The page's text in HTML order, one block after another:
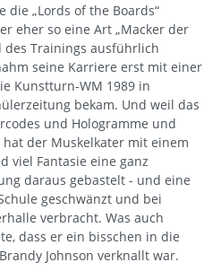
„Lords of the Boards“
eher so eine Art „Macker der
des Trainings ausführlich
seine Karriere erst mit einer
Kunstturn-WM 1989 in
bekam. Und weil das
und Hologramme und
hat der Muskelkater mit einem
viel Fantasie eine ganz
daraus gebastelt - und eine
geschwänzt und bei
verbracht. Was auch
dass er ein bisschen in die
Johnson verknallt war.